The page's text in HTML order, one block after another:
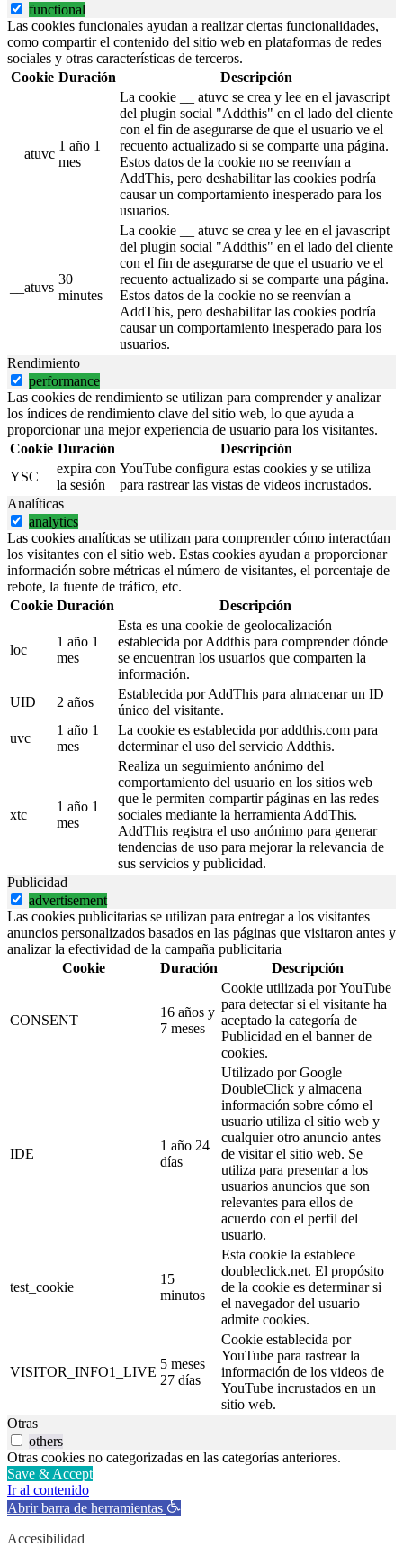
functional
Las cookies funcionales ayudan a realizar ciertas funcionalidades,
como compartir el contenido del sitio web en plataformas de redes
sociales y otras características de terceros.
Cookie Duración Descripción
__atuvc
1 año 1
mes
La cookie __ atuvc se crea y lee en el javascript
del plugin social "Addthis" en el lado del cliente
con el fin de asegurarse de que el usuario ve el
recuento actualizado si se comparte una página.
Estos datos de la cookie no se reenvían a
AddThis, pero deshabilitar las cookies podría
causar un comportamiento inesperado para los
usuarios.
__atuvs
30
minutes
La cookie __ atuvc se crea y lee en el javascript
del plugin social "Addthis" en el lado del cliente
con el fin de asegurarse de que el usuario ve el
recuento actualizado si se comparte una página.
Estos datos de la cookie no se reenvían a
AddThis, pero deshabilitar las cookies podría
causar un comportamiento inesperado para los
usuarios.
Rendimiento
performance
Las cookies de rendimiento se utilizan para comprender y analizar
los índices de rendimiento clave del sitio web, lo que ayuda a
proporcionar una mejor experiencia de usuario para los visitantes.
Cookie Duración
Descripción
YSC
expira con
la sesión
YouTube configura estas cookies y se utiliza
para rastrear las vistas de videos incrustados.
Analíticas
analytics
Las cookies analíticas se utilizan para comprender cómo interactúan
los visitantes con el sitio web. Estas cookies ayudan a proporcionar
información sobre métricas el número de visitantes, el porcentaje de
rebote, la fuente de tráfico, etc.
Cookie Duración Descripción
loc
1 año 1
mes
Esta es una cookie de geolocalización
establecida por Addthis para comprender dónde
se encuentran los usuarios que comparten la
información.
UID
2 años
Establecida por AddThis para almacenar un ID
único del visitante.
uvc
1 año 1
mes
La cookie es establecida por addthis.com para
determinar el uso del servicio Addthis.
xtc
1 año 1
mes
Realiza un seguimiento anónimo del
comportamiento del usuario en los sitios web
que le permiten compartir páginas en las redes
sociales mediante la herramienta AddThis.
AddThis registra el uso anónimo para generar
tendencias de uso para mejorar la relevancia de
sus servicios y publicidad.
Publicidad
advertisement
Las cookies publicitarias se utilizan para entregar a los visitantes
anuncios personalizados basados en las páginas que visitaron antes y
analizar la efectividad de la campaña publicitaria
Cookie
Duración Descripción
CONSENT
16 años y
7 meses
Cookie utilizada por YouTube
para detectar si el visitante ha
aceptado la categoría de
Publicidad en el banner de
cookies.
IDE
1 año 24
días
Utilizado por Google
DoubleClick y almacena
información sobre cómo el
usuario utiliza el sitio web y
cualquier otro anuncio antes
de visitar el sitio web. Se
utiliza para presentar a los
usuarios anuncios que son
relevantes para ellos de
acuerdo con el perfil del
usuario.
test_cookie
15
minutos
Esta cookie la establece
doubleclick.net. El propósito
de la cookie es determinar si
el navegador del usuario
admite cookies.
VISITOR_INFO1_LIVE
5 meses
27 días
Cookie establecida por
YouTube para rastrear la
información de los videos de
YouTube incrustados en un
sitio web.
Otras
others
Otras cookies no categorizadas en las categorías anteriores.
Save & Accept
Ir al contenido
Abrir barra de herramientas
Accesibilidad